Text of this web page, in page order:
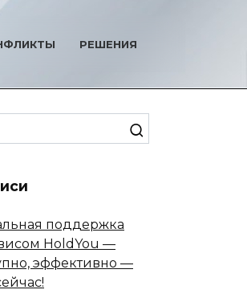
РЕШЕНИЯ
поддержка
HoldYou —
эффективно —